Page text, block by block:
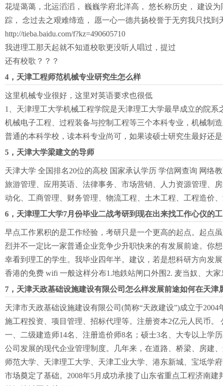
花堤蔼蔼，北运滔滔， 巍巍学府北洋高， 悠长称历史， 建设
踪， 念过去之艰难缔造， 愿一心一德共扬校誉于无穷我只找到
http://tieba.baidu.com/f?kz=490605710
我进理工那天起就不知道校歌更没听人唱过，提过
还有校歌？？？
4，天津工程师范机械专业研究生怎么样
这里机械专业很好，这里对英语要求也很低
1、天津理工大学机械工程学院是天津理工大学最早成立的院
机械电子工程、过程装备与控制工程等三个本科专业，机械制
普通的本科学校，读本科专业尚可，如果读硕士研究生最好还是
5，天津大学梁建文的导师
天津大学 全国排名20位的高校 国家承认学历 学信网查询 网络
旅游管理、应用英语、法律事务、市场营销、人力资源管理、
动化、工商管理、财务管理、物流工程、土木工程、工程造价
6，天津理工大学7月份毕业二战考研到现在出来找工作心仪的工
早点工作累积的是工作经验，考研只是一个更高的起点。起点
烈并不一定比一家普通企业竞争少升职快来的有发展前途。你
幸看到理工的学生。我毕业四年半。建议，若是想科研方向发
香港的免费 wifi 一般这样分布1.地鉄站闸口外围2. 麦当奴、大
7，天津天政基础设施建设有限公司怎么样发展前途如何在天津
天津市天政基础设施建设有限公司(简称“天政建设”)成立于
施工程投资、项目管理、招标代理等。注册资本2亿元人民币
一、二级建造师14名、注册造价师8名；硕士3名、大专以上学
公司发展的现代企业管理制度。几年来，在道路、桥梁、房建
师范大学、天津理工大学、天津工业大学、港东新城、宝坻学
市场奠定了基础。2008年5月成功承接了山东省重点工程济南